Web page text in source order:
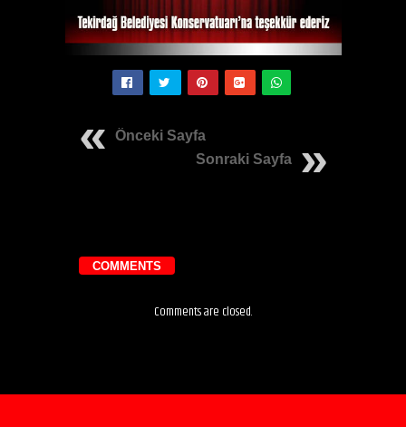
Önceki Sayfa
Sonraki Sayfa
COMMENTS
Comments are closed.